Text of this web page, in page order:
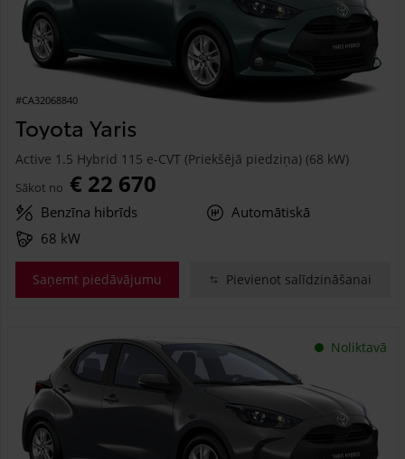
#CA32068840
Toyota Yaris
Active 1.5 Hybrid 115 e-CVT (Priekšējā piedziņa) (68 kW)
Sākot no € 22 670
Benzīna hibrīds
Automātiskā
68 kW
Saņemt piedāvājumu Pievienot salīdzināšanai
Noliktavā